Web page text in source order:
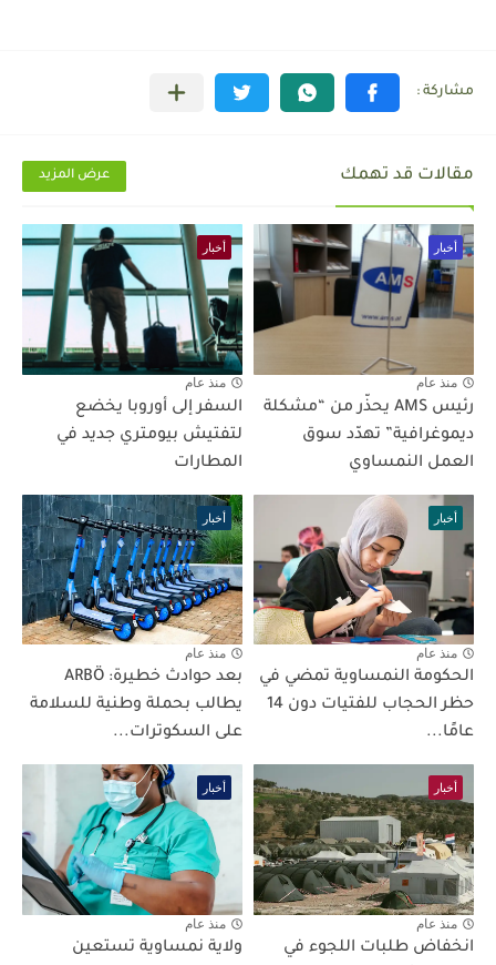
مقالات قد تهمك عرض المزيد
أخبار
منذ عام
رئيس AMS يحذّر من “مشكلة
ديموغرافية” تهدّد سوق
العمل النمساوي
أخبار
منذ عام
السفر إلى أوروبا يخضع
لتفتيش بيومتري جديد في
المطارات
أخبار
منذ عام
الحكومة النمساوية تمضي في
حظر الحجاب للفتيات دون 14
عامًا...
أخبار
منذ عام
بعد حوادث خطيرة: ARBÖ
يطالب بحملة وطنية للسلامة
على السكوترات...
أخبار
منذ عام
انخفاض طلبات اللجوء في
أخبار
منذ عام
ولاية نمساوية تستعين